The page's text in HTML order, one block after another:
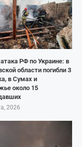
РФ по Украине: в
области погибли 3
в Сумах и
около 15
2026